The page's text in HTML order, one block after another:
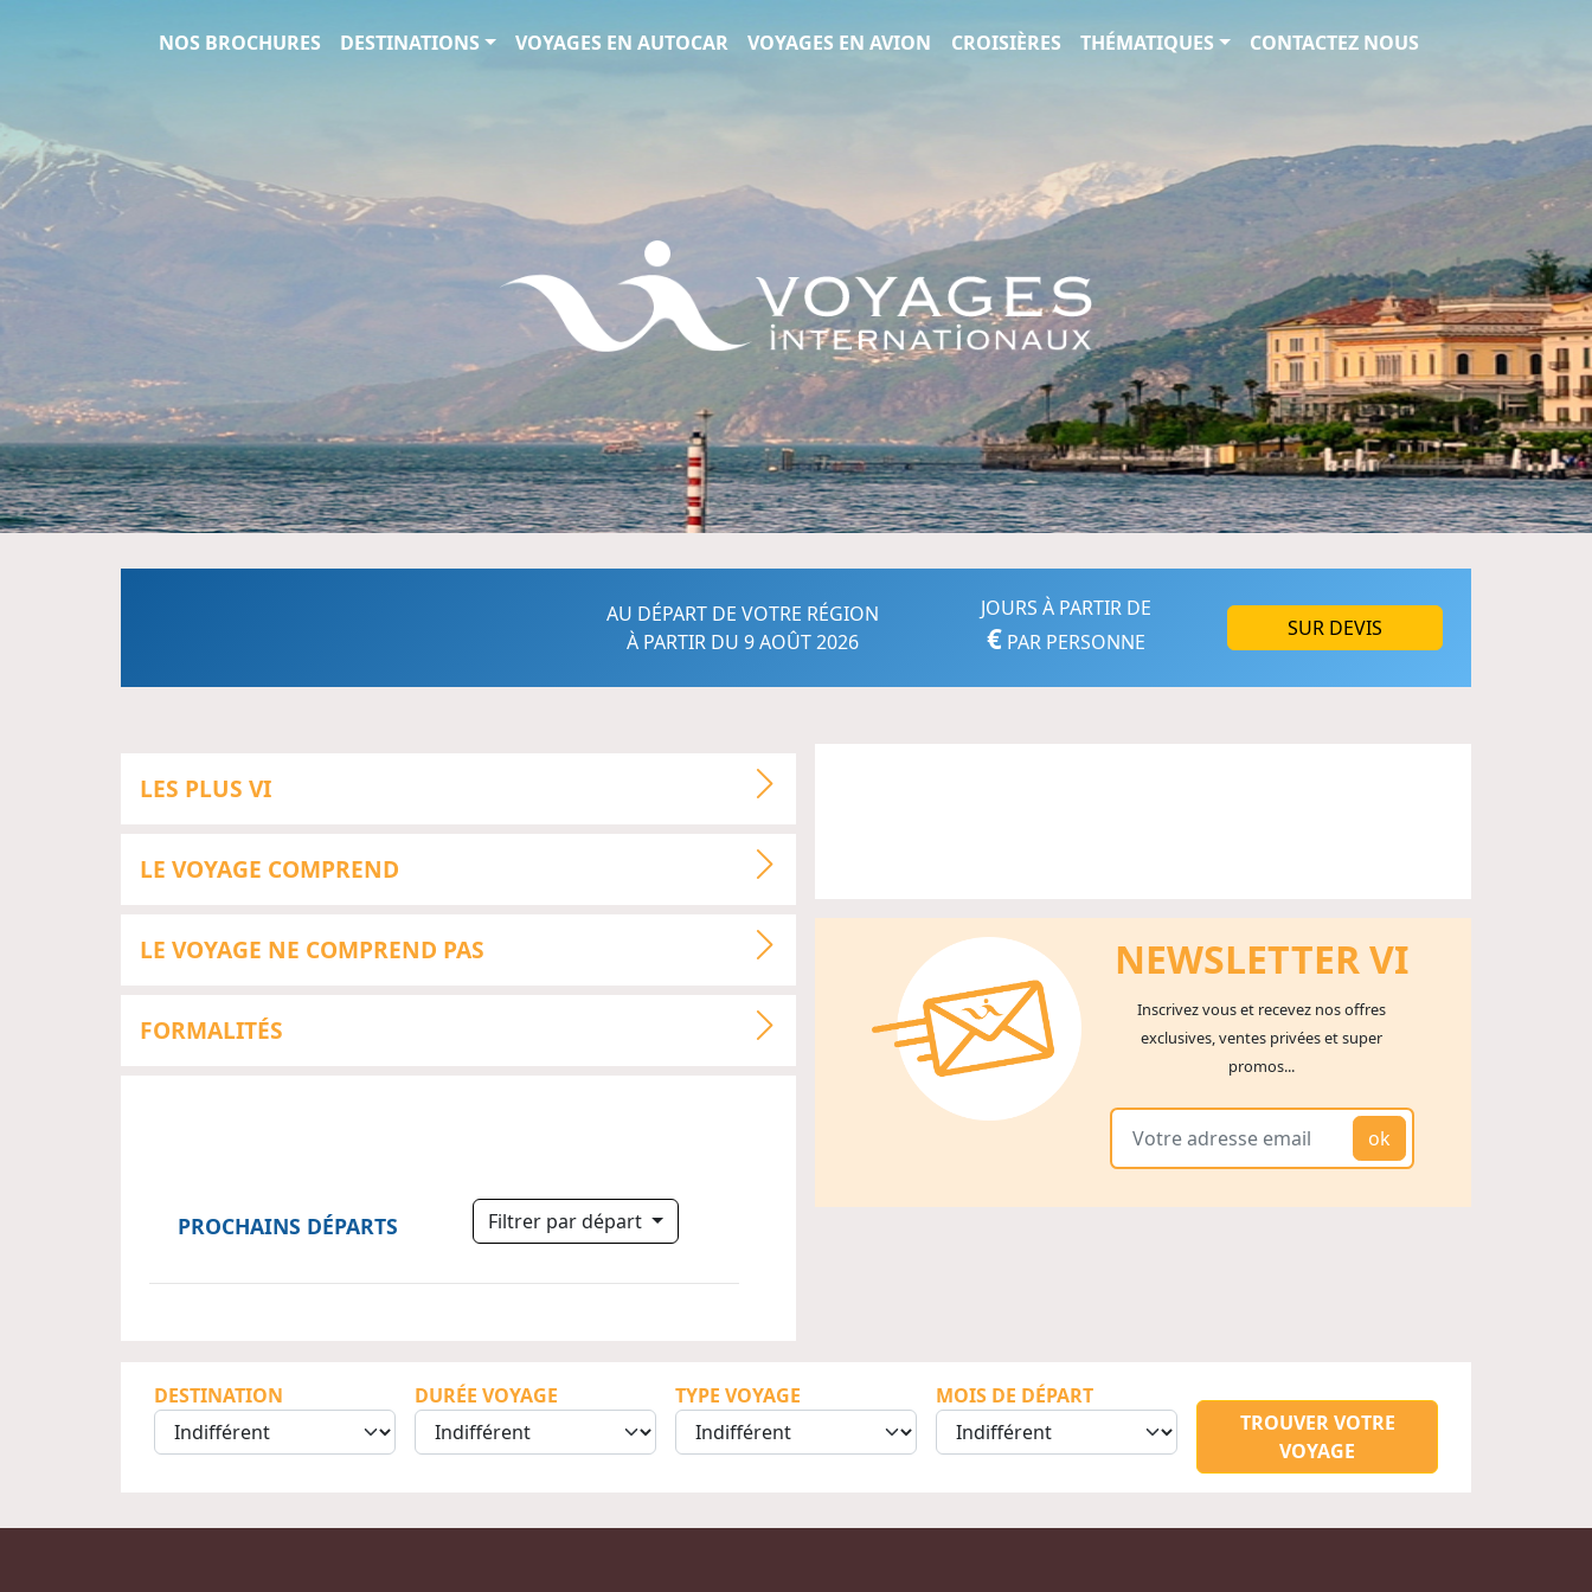
NOS BROCHURES DESTINATIONS VOYAGES EN AUTOCAR VOYAGES EN AVION CROISIÈRES THÉMATIQUES CONTACTEZ NOUS
AU DÉPART DE VOTRE RÉGION
À PARTIR DU 9 AOÛT 2026
JOURS À PARTIR DE
€ PAR PERSONNE
SUR DEVIS
NEWSLETTER VI
Inscrivez vous et recevez nos offres
exclusives, ventes privées et super
promos...
ok
LES PLUS VI
LE VOYAGE COMPREND
LE VOYAGE NE COMPREND PAS
FORMALITÉS
PROCHAINS DÉPARTS Filtrer par départ
DESTINATION DURÉE VOYAGE TYPE VOYAGE
MOIS DE DÉPART
TROUVER VOTRE
VOYAGE